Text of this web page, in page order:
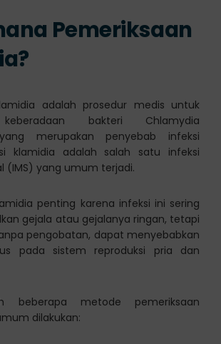
Pemeriksaan
adalah prosedur medis untuk
bakteri Chlamydia
merupakan penyebab infeksi
klamidia adalah salah satu infeksi
(IMS) yang umum terjadi.
penting karena infeksi ini sering
gejala atau gejalanya ringan, tetapi
pengobatan, dapat menyebabkan
pada sistem reproduksi pria dan
beberapa metode pemeriksaan
dilakukan: